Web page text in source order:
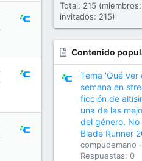
Total: 215
invitados: 215)
Contenido
Tema 'Qué ver
semana en
ficción de
una de las
del género.
Blade Runner
compudemano
Respuestas: 0